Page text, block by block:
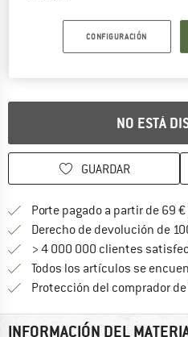
NO ESTÁ
GUARDAR
Porte pagado a partir de 69 €
Derecho de devolución de
> 4 000 000 clientes
Todos los artículos se
Protección del comprador
INFORMACIÓN DEL
CONFIGURACIÓN